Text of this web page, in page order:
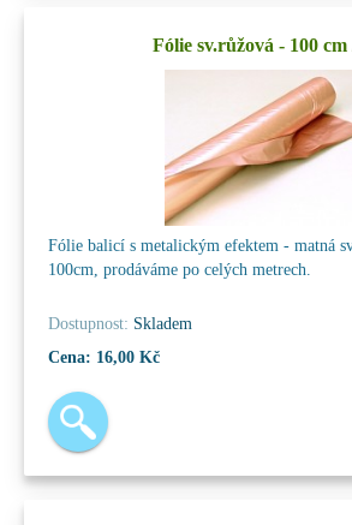
Fólie sv.růžová - 100 cm
Fólie balicí s metalickým efektem - matná
100cm, prodáváme po celých metrech.
Dostupnost: Skladem
Cena: 16,00 Kč